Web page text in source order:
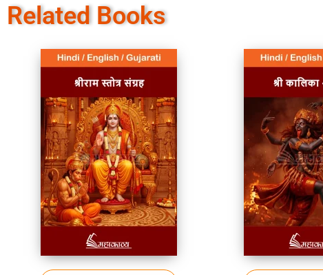
Related Books